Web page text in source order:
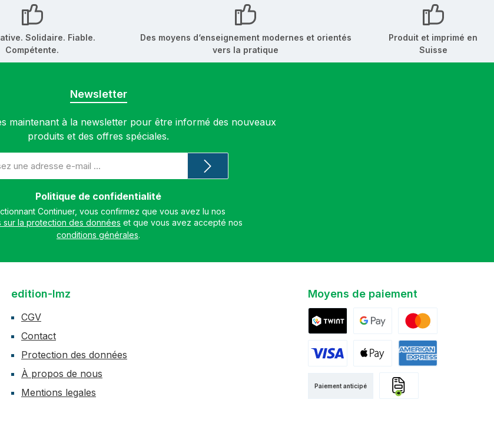
Solidaire. Fiable.
Compétente.
Des moyens d‘enseignement modernes et orientés
vers la pratique
Produit et imprimé en
Suisse
Newsletter
maintenant à la newsletter pour être informé des nouveaux
produits et des offres spéciales.
Politique de confidentialité
sur la protection des données
conditions générales.
edition-lmz
CGV
Contact
Protection des données
À propos de nous
Mentions legales
Moyens de paiement
Google PayMastercard
Paiement anticipé